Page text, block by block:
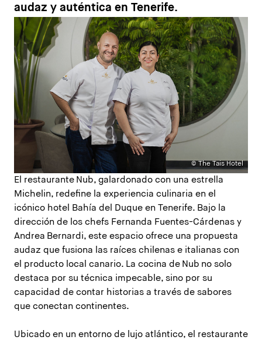
audaz y auténtica en Tenerife.
© The Tais Hotel
El restaurante Nub, galardonado con una estrella
Michelin, redefine la experiencia culinaria en el
icónico hotel Bahía del Duque en Tenerife. Bajo la
dirección de los chefs Fernanda Fuentes-Cárdenas y
Andrea Bernardi, este espacio ofrece una propuesta
audaz que fusiona las raíces chilenas e italianas con
el producto local canario. La cocina de Nub no solo
destaca por su técnica impecable, sino por su
capacidad de contar historias a través de sabores
que conectan continentes.
Ubicado en un entorno de lujo atlántico, el restaurante